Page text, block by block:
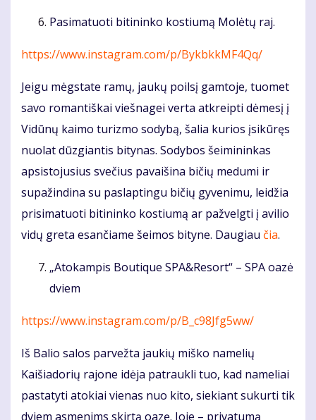
Pasimatuoti bitininko kostiumą Molėtų raj.
https://www.instagram.com/p/BykbkkMF4Qq/
Jeigu mėgstate ramų, jaukų poilsį gamtoje, tuomet
savo romantiškai viešnagei verta atkreipti dėmesį į
Vidūnų kaimo turizmo sodybą, šalia kurios įsikūręs
nuolat dūzgiantis bitynas. Sodybos šeimininkas
apsistojusius svečius pavaišina bičių medumi ir
supažindina su paslaptingu bičių gyvenimu, leidžia
prisimatuoti bitininko kostiumą ar pažvelgti į avilio
vidų greta esančiame šeimos bityne. Daugiau čia.
„Atokampis Boutique SPA&Resort“ – SPA oazė
dviem
https://www.instagram.com/p/B_c98Jfg5ww/
Iš Balio salos parvežta jaukių miško namelių
Kaišiadorių rajone idėja patraukli tuo, kad nameliai
pastatyti atokiai vienas nuo kito, siekiant sukurti tik
dviem asmenims skirtą oazę. Joje – privatumą